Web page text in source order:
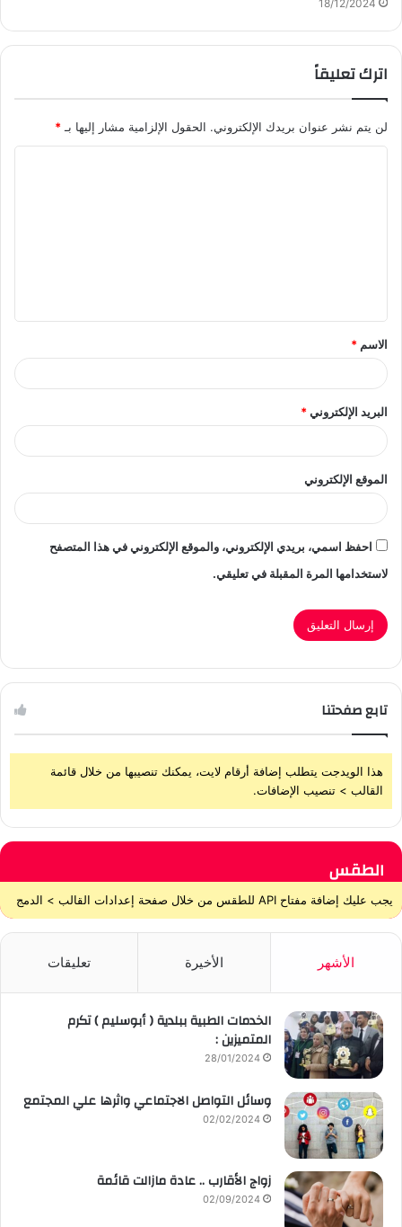
18/12/2024
اترك تعليقاً
لن يتم نشر عنوان بريدك الإلكتروني. الحقول الإلزامية مشار إليها بـ*
ق
*
الاسم *
البريد الإلكتروني*
الموقع الإلكتروني
احفظ اسمي، بريدي الإلكتروني، والموقع الإلكتروني في هذا المتصفح
لاستخدامها المرة المقبلة في تعليقي.
تابع صفحتنا
هذا الويدجت يتطلب إضافة أرقام لايت، يمكنك تنصيبها من خلال قائمة
القالب > تنصيب الإضافات.
الطقس
يجب عليك إضافة مفتاح API للطقس من خلال صفحة إعدادات القالب > الدمج
الأشهر الأخيرة تعليقات
الخدمات الطبية ببلدية ( أبوسليم ) تكرم
المتميزين :
28/01/2024
وسائل التواصل الاجتماعي واثرها علي المجتمع
02/02/2024
زواج الأقارب .. عادة مازالت قائمة
02/09/2024